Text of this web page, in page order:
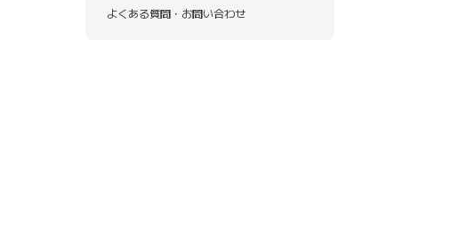
よくある質問・お問い合わせ